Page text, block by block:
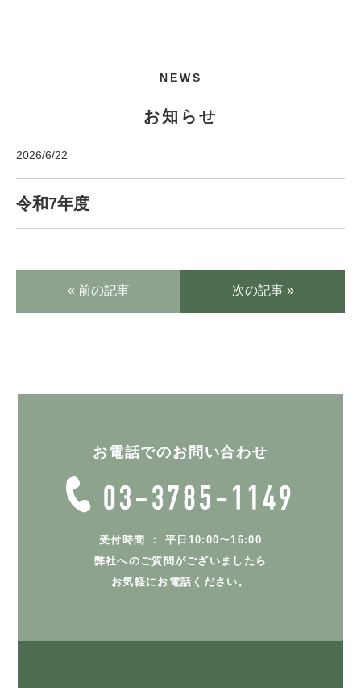
NEWS
お知らせ
2026/6/22
令和7年度
« 前の記事 次の記事 »
お電話でのお問い合わせ
受付時間 ： 平日10:00〜16:00
弊社へのご質問がございましたら
お気軽にお電話ください。